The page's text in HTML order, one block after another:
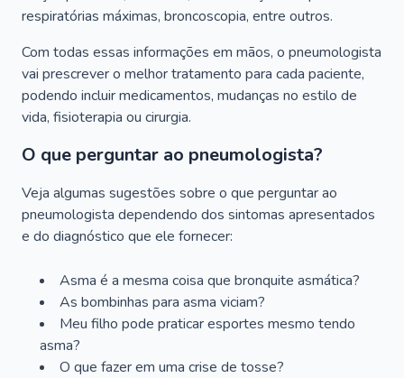
respiratórias máximas, broncoscopia, entre outros.
Com todas essas informações em mãos, o pneumologista
vai prescrever o melhor tratamento para cada paciente,
podendo incluir medicamentos, mudanças no estilo de
vida, fisioterapia ou cirurgia.
O que perguntar ao pneumologista?
Veja algumas sugestões sobre o que perguntar ao
pneumologista dependendo dos sintomas apresentados
e do diagnóstico que ele fornecer:
Asma é a mesma coisa que bronquite asmática?
As bombinhas para asma viciam?
Meu filho pode praticar esportes mesmo tendo
asma?
O que fazer em uma crise de tosse?